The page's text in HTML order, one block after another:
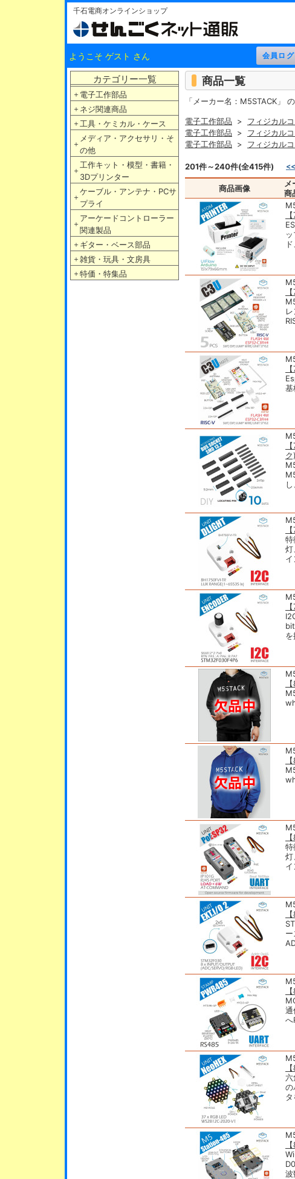
千石電商オンラインショップ
ようこそ ゲスト さん
カテゴリー一覧
＋ 電子工作部品
＋ ネジ関連商品
＋ 工具・ケミカル・ケース
＋
メディア・アクセサリ・そ
の他
＋
工作キット・模型・書籍・
3Dプリンター
＋
ケーブル・アンテナ・PCサ
プライ
＋
アーケードコントローラー
関連製品
＋ ギター・ベース部品
＋ 雑貨・玩具・文房具
＋ 特価・特集品
商品一覧
「メーカー名：M5STACK」
電子工作部品 > フィジカル
電子工作部品 > フィジカル
電子工作部品 > フィジカル
201件～240件(全415件)
商品画像
メ
商
基
特
灯
特
灯
通
へ
六
の
波